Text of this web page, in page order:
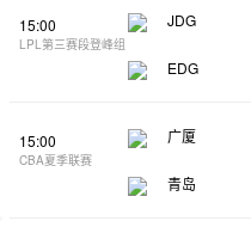
15:00
LPL第三赛段登峰组
JDG
EDG
15:00
CBA夏季联赛
广厦
青岛